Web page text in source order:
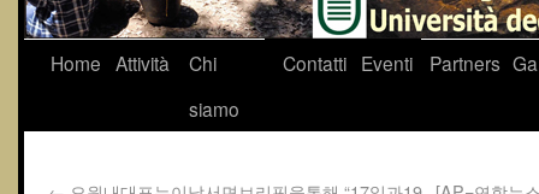
Home Attività
Chi
siamo
Contatti Eventi Partners